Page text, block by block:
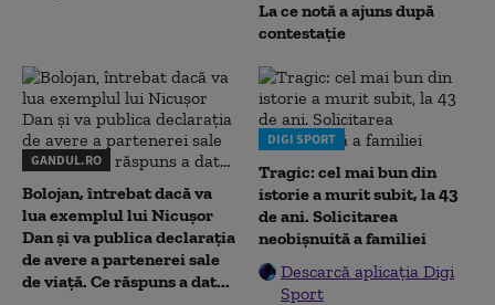
La ce notă a ajuns după
contestație
GANDUL.RO
Bolojan, întrebat dacă va
lua exemplul lui Nicușor
Dan și va publica declarația
de avere a partenerei sale
de viață. Ce răspuns a dat...
DIGI SPORT
Tragic: cel mai bun din
istorie a murit subit, la 43
de ani. Solicitarea
neobișnuită a familiei
Descarcă aplicația Digi
Sport